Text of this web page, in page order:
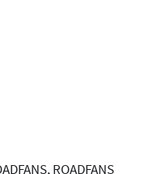
ROADFANS